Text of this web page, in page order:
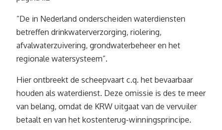
“De in Nederland onderscheiden waterdiensten
betreffen drinkwaterverzorging, riolering,
afvalwaterzuivering, grondwaterbeheer en het
regionale watersysteem”.
Hier ontbreekt de scheepvaart c.q. het bevaarbaar
houden als waterdienst. Deze omissie is des te meer
van belang, omdat de KRW uitgaat van de vervuiler
betaalt en van het kostenterug-winningsprincipe.